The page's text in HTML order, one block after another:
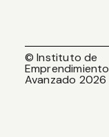
© Instituto de
Emprendimiento
Avanzado 2026